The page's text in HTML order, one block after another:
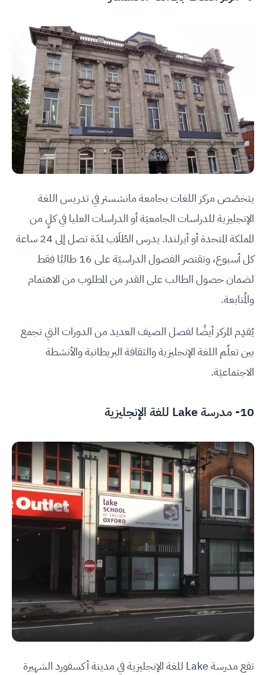
يتخصَص مركز اللغات بجامعة مانشستر في تدريس اللغة
الإنجليزية للدراسات الجامعيَة أو الدراسات العليا في كلٍ من
المملكة المتحدة أو أيرلندا. يدرس الطُلَاب لمدَة تصل إلى 24 ساعة
كل أسبوع، وتقتصر الفصول الدراسيَة على 16 طالبًا فقط
لضمان حصول الطالب على القدر من المطلوب من الاهتمام
والمُتابعة.
يُقدِم المركز أيضًا لفصل الصيف العديد من الدورات التي تجمع
بين تعلُم اللغة الإنجليزية والثقافة البريطانية والأنشطة
الاجتماعيَة.
10- مدرسة Lake للغة الإنجليزية
تقع مدرسة Lake للغة الإنجليزية في مدينة أكسفورد الشهيرة